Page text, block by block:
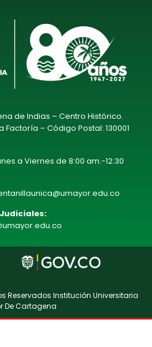
de Indias – Centro Histórico.
– Código Postal: 130001
a Viernes de 8:00 am.-12:30
Reservados Institución Universitaria
De Cartagena